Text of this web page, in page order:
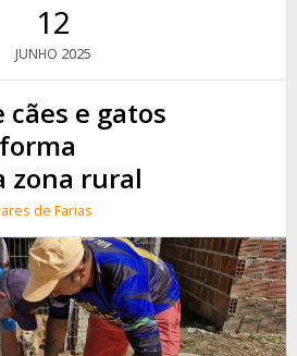
12
JUNHO 2025
cães e gatos
zona rural
de Farias